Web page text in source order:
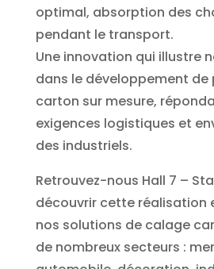
optimal, absorption des
pendant le transport.
Une innovation qui illustre
dans le développement
carton sur mesure,
exigences logistiques et
des industriels.
Retrouvez-nous Hall 7 –
découvrir cette réalisation
nos solutions de calage
de nombreux secteurs :